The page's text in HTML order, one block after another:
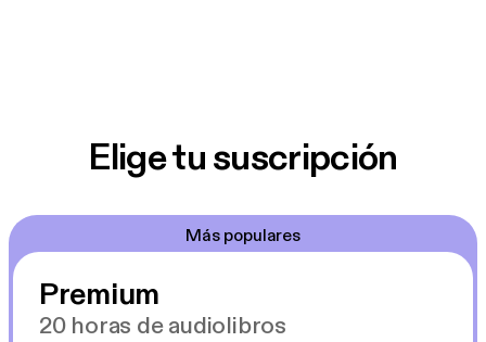
Elige tu suscripción
Más populares
Premium
20 horas de audiolibros